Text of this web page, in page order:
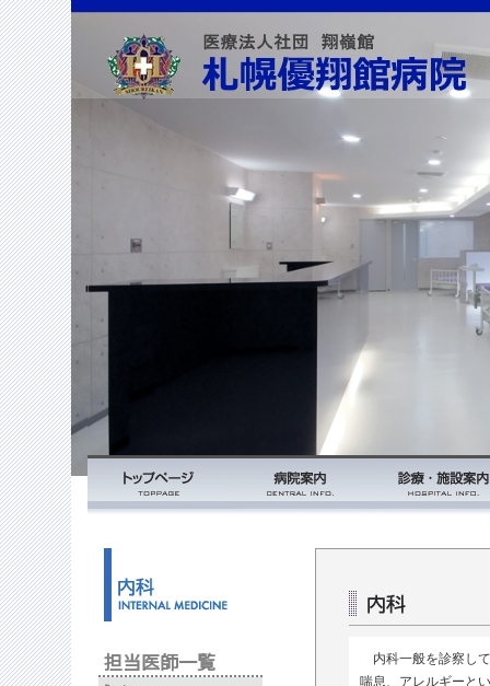
看護部
フロアマップ
内科一般を診察し
喘息、アレルギーと
担当医師一覧